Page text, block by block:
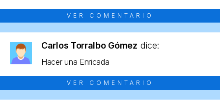
VER COMENTARIO
Carlos Torralbo Gómez dice:
Hacer una Enricada
VER COMENTARIO